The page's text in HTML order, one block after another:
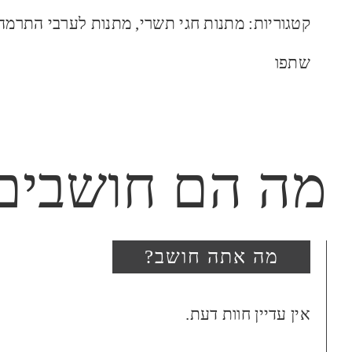
קטגוריות: מתנות חגי תשרי, מתנות לערבי
שתפו
מה הם
מה אתה חושב?
היה הראשון לכתוב סקירה
אין עדיין חוות דעת.